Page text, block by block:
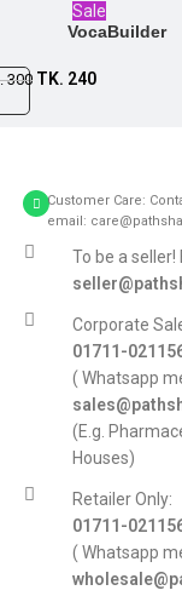
Sale
VocaBuilder
300 TK. 240
Customer Care:
email:
To be a seller!
Corporate
01711-
( Whatsapp
(E.g.
Houses)
Retailer Only:
01711-
( Whatsapp